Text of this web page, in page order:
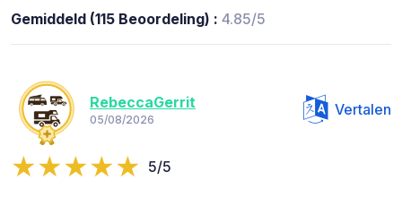
Gemiddeld (115 Beoordeling) : 4.85/5
RebeccaGerrit
05/08/2026
Vertalen
5/5